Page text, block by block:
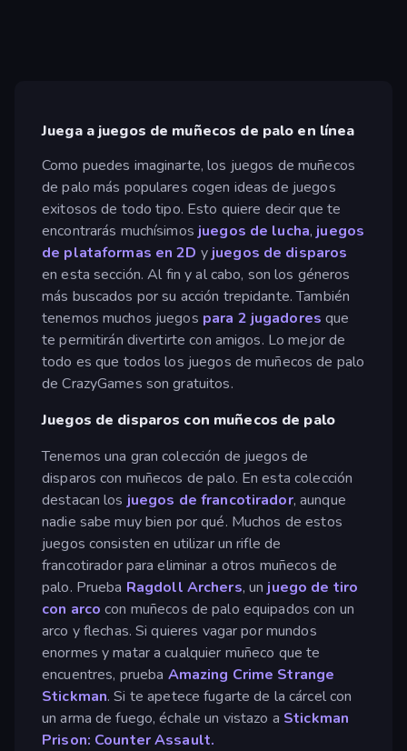
Juega a juegos de muñecos de palo en línea
Como puedes imaginarte, los juegos de muñecos
de palo más populares cogen ideas de juegos
exitosos de todo tipo. Esto quiere decir que te
encontrarás muchísimos juegos de lucha, juegos
de plataformas en 2D y juegos de disparos
en esta sección. Al fin y al cabo, son los géneros
más buscados por su acción trepidante. También
tenemos muchos juegos para 2 jugadores que
te permitirán divertirte con amigos. Lo mejor de
todo es que todos los juegos de muñecos de palo
de CrazyGames son gratuitos.
Juegos de disparos con muñecos de palo
Tenemos una gran colección de juegos de
disparos con muñecos de palo. En esta colección
destacan los juegos de francotirador, aunque
nadie sabe muy bien por qué. Muchos de estos
juegos consisten en utilizar un rifle de
francotirador para eliminar a otros muñecos de
palo. Prueba Ragdoll Archers, un juego de tiro
con arco con muñecos de palo equipados con un
arco y flechas. Si quieres vagar por mundos
enormes y matar a cualquier muñeco que te
encuentres, prueba Amazing Crime Strange
Stickman. Si te apetece fugarte de la cárcel con
un arma de fuego, échale un vistazo a Stickman
Prison: Counter Assault.